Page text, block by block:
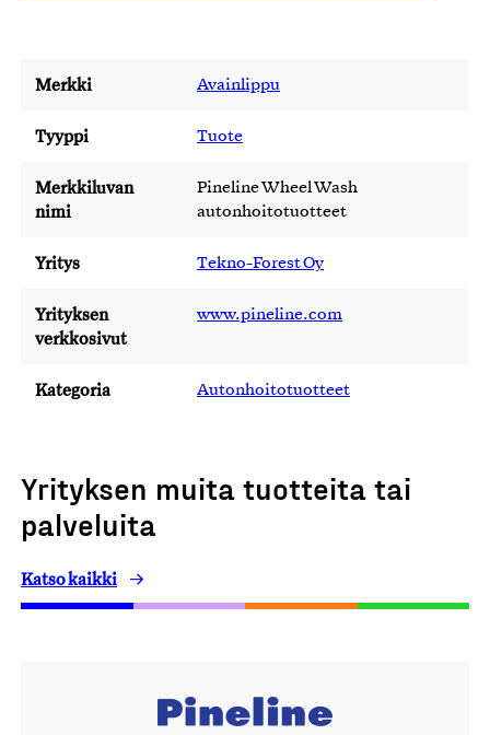
Merkki Avainlippu
Tyyppi Tuote
Merkkiluvan
nimi
Pineline Wheel Wash
autonhoitotuotteet
Yritys Tekno-Forest Oy
Yrityksen
verkkosivut
www.pineline.com
Kategoria Autonhoitotuotteet
Yrityksen muita tuotteita tai
palveluita
Katso kaikki